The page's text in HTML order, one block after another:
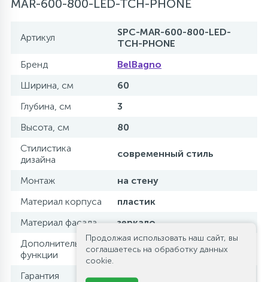
MAR-600-800-LED-TCH-PHONE
Артикул
SPC-MAR-600-800-LED-
TCH-PHONE
Бренд
BelBagno
Ширина, см
60
Глубина, см
3
Высота, см
80
Стилистика
дизайна
современный стиль
Монтаж
на стену
Материал корпуса
пластик
Материал фасада
зеркало
Дополнительные
функции
bluetooth спикер
(колонка)
Гарантия
1 год
Продолжая использовать наш сайт, вы
соглашаетесь на обработку данных
cookie.